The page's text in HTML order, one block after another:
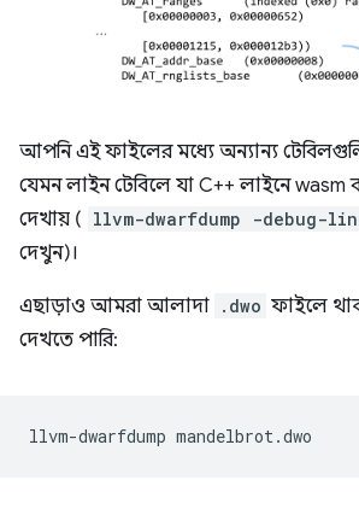
আপনি এই ফাইলের মধ্যে অন্যান্য
যেমন লাইন টেবিলে যা C++ লাইনে wasm
দেখায় ( llvm-dwarfdump -debug-
দেখুন)।
এছাড়াও আমরা আলাদা .dwo ফাইলে
দেখতে পারি:
llvm-dwarfdump